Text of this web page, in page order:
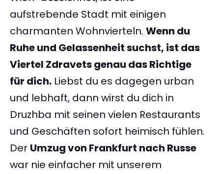
aufstrebende Stadt mit einigen
charmanten Wohnvierteln. Wenn du
Ruhe und Gelassenheit suchst, ist das
Viertel Zdravets genau das Richtige
für dich. Liebst du es dagegen urban
und lebhaft, dann wirst du dich in
Druzhba mit seinen vielen Restaurants
und Geschäften sofort heimisch fühlen.
Der Umzug von Frankfurt nach Russe
war nie einfacher mit unserem